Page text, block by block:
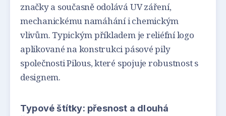
značky a současně odolává UV záření,
mechanickému namáhání i chemickým
vlivům. Typickým příkladem je reliéfní logo
aplikované na konstrukci pásové pily
společnosti Pilous, které spojuje robustnost s
designem.
Typové štítky: přesnost a dlouhá